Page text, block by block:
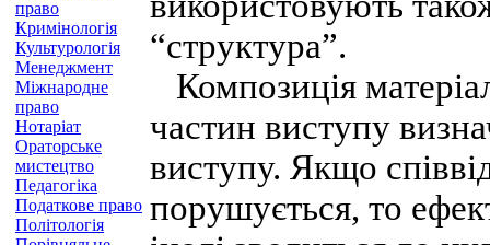
право
Кримінологія
Культурологія
Менеджмент
Міжнародне
право
Нотаріат
Ораторське
мистецтво
Педагогіка
Податкове право
Політологія
“структура”.
Композиція
частин виступу
виступу. Якщо
порушується, то